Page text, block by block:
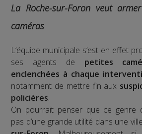
La Roche-sur-Foron veut
caméras
L’équipe municipale s’est en effet
ses agents de petites
enclenchées à chaque
notamment de mettre fin aux
policières.
On pourrait penser que ce genre
pas d’une grande utilité dans une